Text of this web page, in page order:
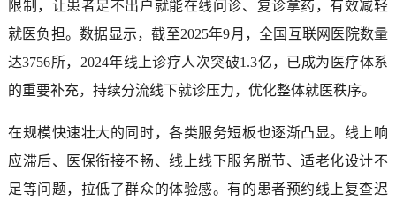
限制，让患者足不出户就能在线问诊、复诊拿药，有效减轻
就医负担。数据显示，截至2025年9月，全国互联网医院数量
达3756所，2024年线上诊疗人次突破1.3亿，已成为医疗体系
的重要补充，持续分流线下就诊压力，优化整体就医秩序。
在规模快速壮大的同时，各类服务短板也逐渐凸显。线上响
应滞后、医保衔接不畅、线上线下服务脱节、适老化设计不
足等问题，拉低了群众的体验感。有的患者预约线上复查迟